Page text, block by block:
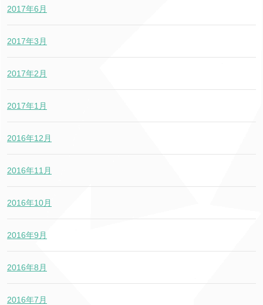
2017年6月
2017年3月
2017年2月
2017年1月
2016年12月
2016年11月
2016年10月
2016年9月
2016年8月
2016年7月